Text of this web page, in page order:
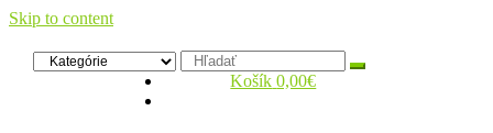
Skip to content
Zelený dom
Antikvariát Košík 0,00€